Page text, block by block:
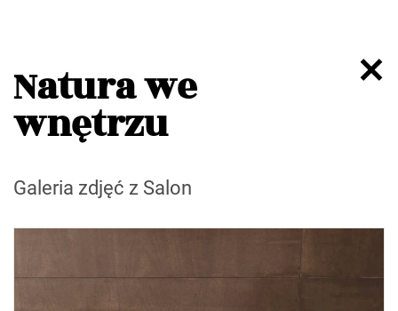
Natura we
wnętrzu
Galeria zdjęć z Salon